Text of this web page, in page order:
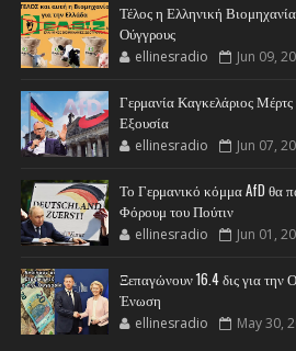
Τέλος η Ελληνική
Ούγγρους
ellinesradio Jun 09,
Γερμανία Καγκελάριος Μέρτς
Εξουσία
ellinesradio Jun 07,
Το Γερμανικό κόμμα AfD θα
Φόρουμ του Πούτιν
ellinesradio Jun 01,
Ξεπαγώνουν 16.4 δις για
Ένωση
ellinesradio May 30,